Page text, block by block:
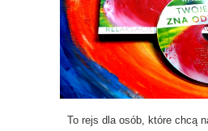
To rejs dla osób, które chcą